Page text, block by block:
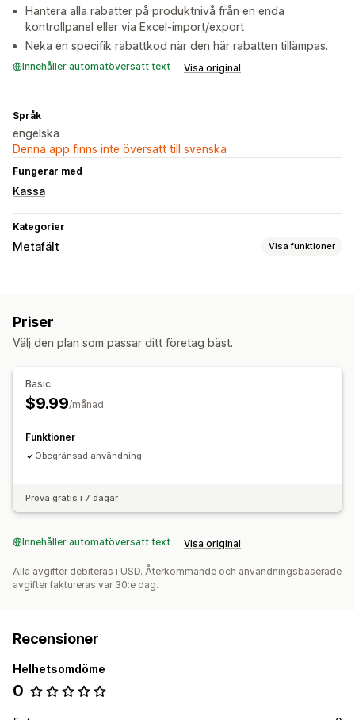
Hantera alla rabatter på produktnivå från en enda
kontrollpanel eller via Excel-import/export
Neka en specifik rabattkod när den här rabatten tillämpas.
Innehåller automatöversatt text Visa original
Språk
engelska
Denna app finns inte översatt till svenska
Fungerar med
Kassa
Kategorier
Metafält Visa funktioner
Priser
Välj den plan som passar ditt företag bäst.
Basic
$9.99/månad
Funktioner
Obegränsad användning
Prova gratis i 7 dagar
Innehåller automatöversatt text Visa original
Alla avgifter debiteras i USD. Återkommande och användningsbaserade
avgifter faktureras var 30:e dag.
Recensioner
Helhetsomdöme
0